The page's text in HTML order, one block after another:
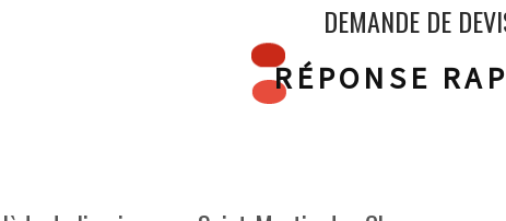
DEMANDE DE
RÉPONSE